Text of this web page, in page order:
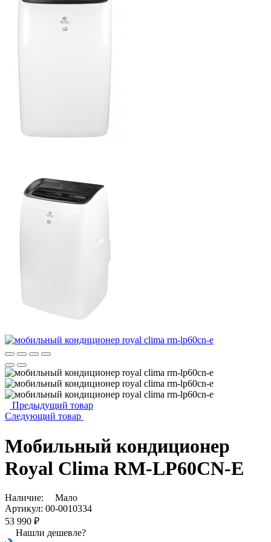
Предыдущий товар
Следующий товар
Мобильный кондиционер
Royal Clima RM-LP60CN-E
Наличие:
Мало
Артикул: 00-0010334
53 990 ₽
Нашли дешевле?